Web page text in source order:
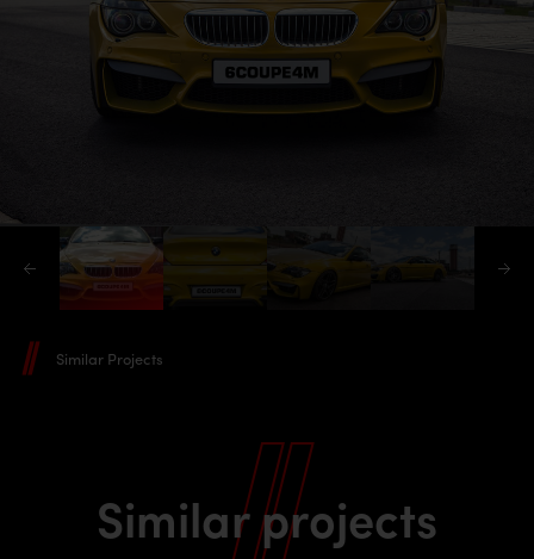
Similar Projects
Similar projects